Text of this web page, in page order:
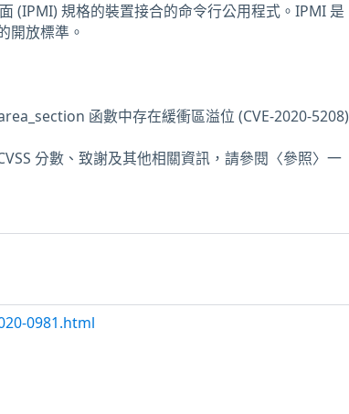
(IPMI) 規格的裝置接合的命令行公用程式。IPMI 是
開放標準。
函數中存在緩衝區溢位 (CVE-2020-5208)
分數、致謝及其他相關資訊，請參閱〈參照〉一
0981.html